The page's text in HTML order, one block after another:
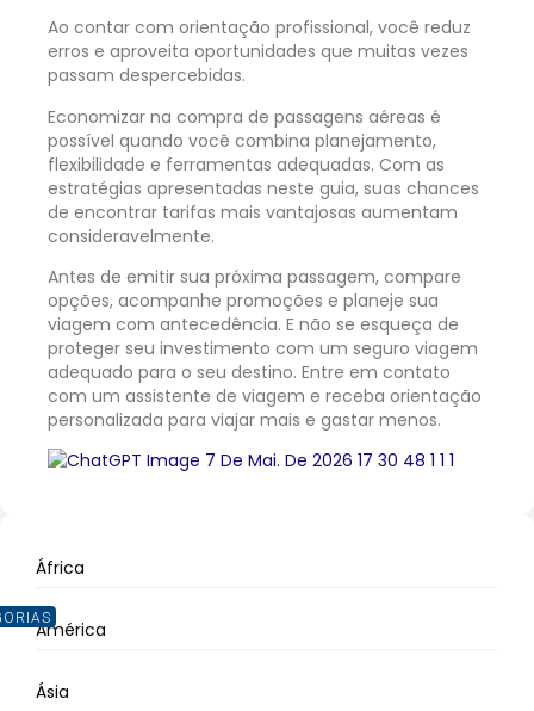
Ao contar com orientação profissional, você reduz
erros e aproveita oportunidades que muitas vezes
passam despercebidas.
Economizar na compra de passagens aéreas é
possível quando você combina planejamento,
flexibilidade e ferramentas adequadas. Com as
estratégias apresentadas neste guia, suas chances
de encontrar tarifas mais vantajosas aumentam
consideravelmente.
Antes de emitir sua próxima passagem, compare
opções, acompanhe promoções e planeje sua
viagem com antecedência. E não se esqueça de
proteger seu investimento com um seguro viagem
adequado para o seu destino. Entre em contato
com um assistente de viagem e receba orientação
personalizada para viajar mais e gastar menos.
África
América
Ásia